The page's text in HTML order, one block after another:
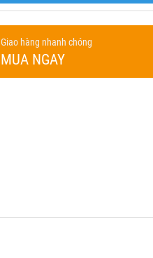
Giao hàng nhanh chóng
MUA NGAY